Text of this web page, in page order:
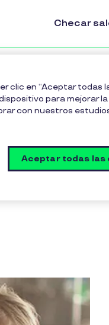
Checar
clic en “Aceptar todas
para mejorar
con nuestros
Aceptar todas las